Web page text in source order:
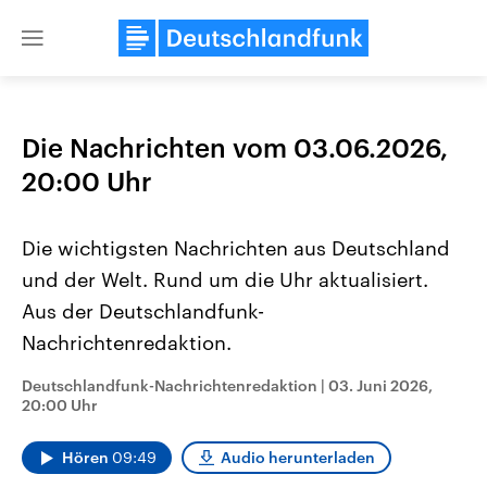
Close
Landtagswahl Sachsen-Anhalt
2026
Alle Informationen
September 2026 einen neuen
Landtag. Seit 2021 wird das
USA
Aktuelle Beiträge,
gehören die Vereinigten
den mächtigsten Ländern
Die Nachrichten vom 03.06.2026,
20:00 Uhr
Die wichtigsten Nachrichten aus Deutschland
und der Welt. Rund um die Uhr aktualisiert.
Aus der Deutschlandfunk-
Nachrichtenredaktion.
Deutschlandfunk-Nachrichtenredaktion | 03. Juni 2026,
20:00 Uhr
Hören 09:49 Audio herunterladen